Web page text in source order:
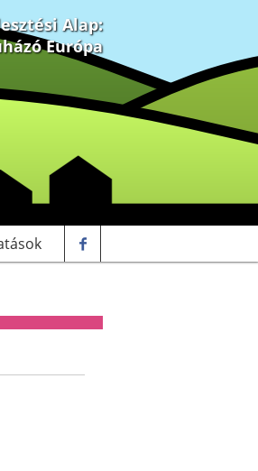
Alap:
Európa